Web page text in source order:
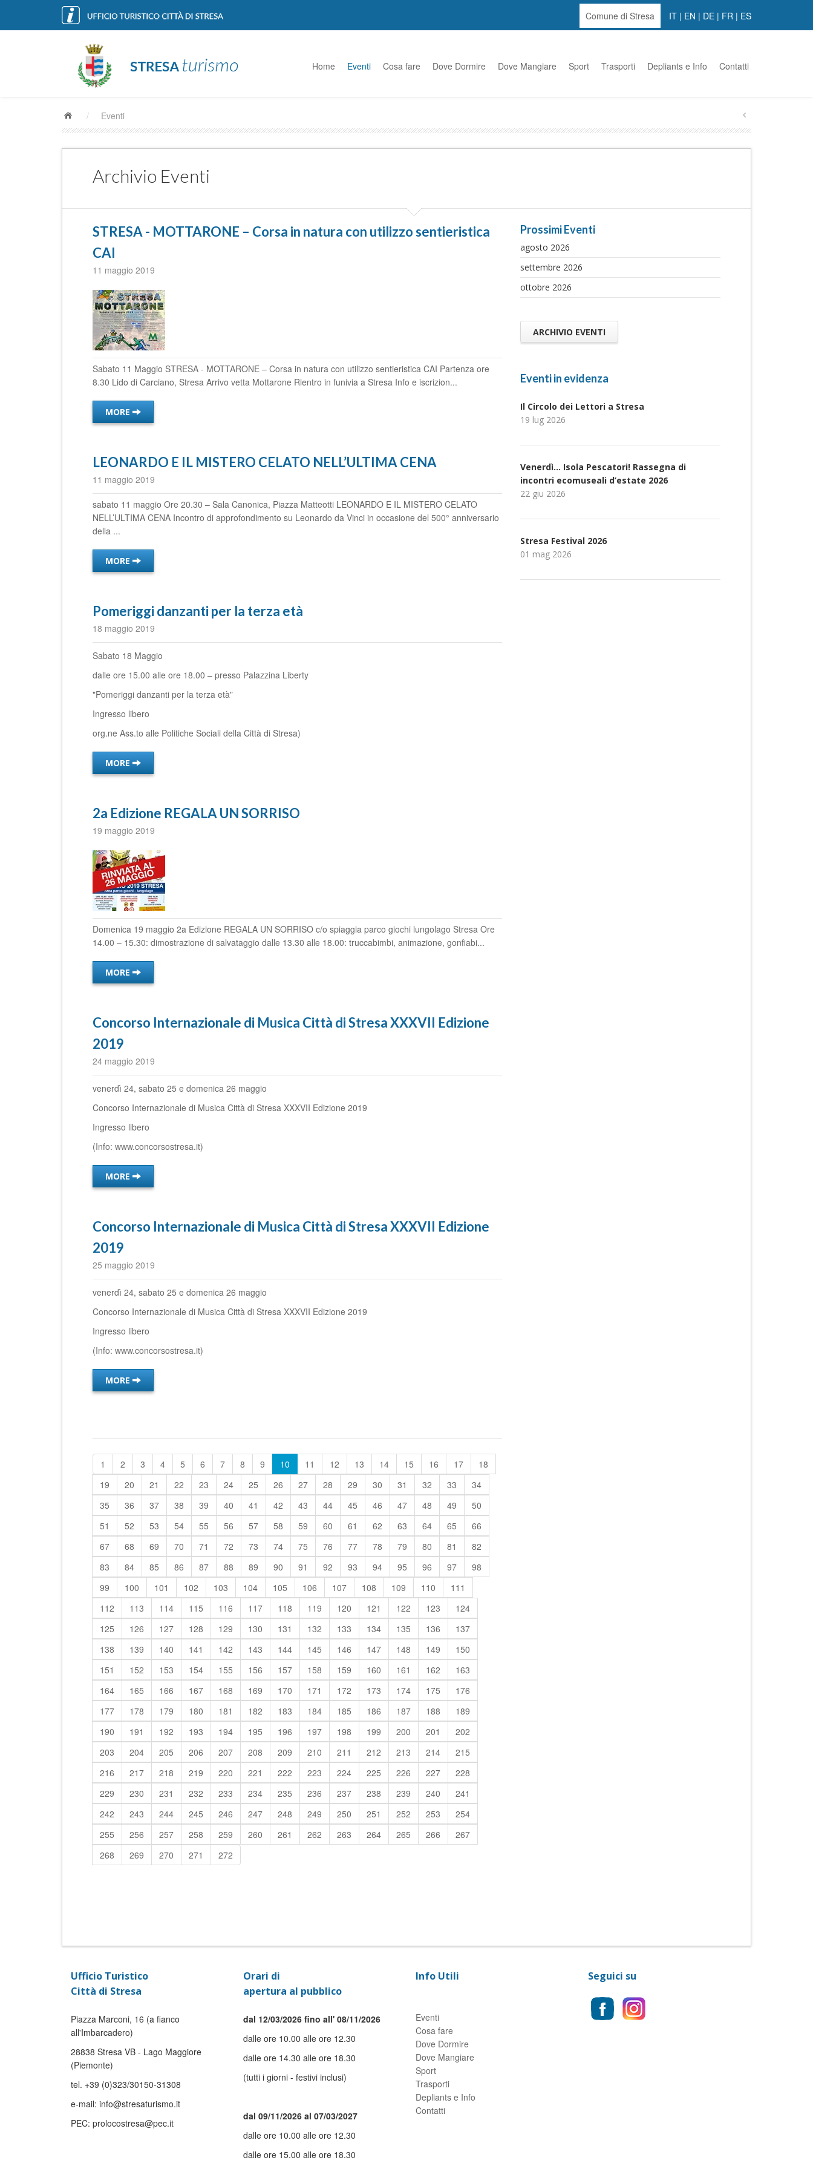
Comune di Stresa IT | EN | DE | FR | ES
Home Eventi Cosa fare Dove Dormire Dove Mangiare Sport Trasporti Depliants e Info Contatti
/ Eventi
Archivio Eventi
STRESA - MOTTARONE – Corsa in natura con utilizzo sentieristica
CAI
11 maggio 2019
Sabato 11 Maggio STRESA - MOTTARONE – Corsa in natura con utilizzo sentieristica CAI Partenza ore
8.30 Lido di Carciano, Stresa Arrivo vetta Mottarone Rientro in funivia a Stresa Info e iscrizion...
MORE
LEONARDO E IL MISTERO CELATO NELL’ULTIMA CENA
11 maggio 2019
sabato 11 maggio Ore 20.30 – Sala Canonica, Piazza Matteotti LEONARDO E IL MISTERO CELATO
NELL’ULTIMA CENA Incontro di approfondimento su Leonardo da Vinci in occasione del 500° anniversario
della ...
MORE
Pomeriggi danzanti per la terza età
18 maggio 2019
Sabato 18 Maggio
dalle ore 15.00 alle ore 18.00 – presso Palazzina Liberty
"Pomeriggi danzanti per la terza età"
Ingresso libero
org.ne Ass.to alle Politiche Sociali della Città di Stresa)
MORE
2a Edizione REGALA UN SORRISO
19 maggio 2019
Domenica 19 maggio 2a Edizione REGALA UN SORRISO c/o spiaggia parco giochi lungolago Stresa Ore
14.00 – 15.30: dimostrazione di salvataggio dalle 13.30 alle 18.00: truccabimbi, animazione, gonfiabi...
MORE
Concorso Internazionale di Musica Città di Stresa XXXVII Edizione
2019
24 maggio 2019
venerdì 24, sabato 25 e domenica 26 maggio
Concorso Internazionale di Musica Città di Stresa XXXVII Edizione 2019
Ingresso libero
(Info: www.concorsostresa.it)
MORE
Concorso Internazionale di Musica Città di Stresa XXXVII Edizione
2019
25 maggio 2019
venerdì 24, sabato 25 e domenica 26 maggio
Concorso Internazionale di Musica Città di Stresa XXXVII Edizione 2019
Ingresso libero
(Info: www.concorsostresa.it)
MORE
1 2 3 4 5 6 7 8 9 10 11 12 13 14 15 16 17
18
19
20 21 22 23 24 25 26 27 28 29 30 31 32 33
34
35
36 37 38 39 40 41 42 43 44 45 46 47 48 49
50
51
52 53 54 55 56 57 58 59 60 61 62 63 64 65
66
67
68 69 70 71 72 73 74 75 76 77 78 79 80 81
82
83
84 85 86 87 88 89 90 91 92 93 94 95 96 97
98
99
100 101 102 103 104 105 106 107 108 109 110
111
112
113 114 115 116 117 118 119 120 121 122 123
124
125
126 127 128 129 130 131 132 133 134 135 136
137
138
139 140 141 142 143 144 145 146 147 148 149
150
151
152 153 154 155 156 157 158 159 160 161 162
163
164
165 166 167 168 169 170 171 172 173 174 175
176
177
178 179 180 181 182 183 184 185 186 187 188
189
190
191 192 193 194 195 196 197 198 199 200 201
202
203
204 205 206 207 208 209 210 211 212 213 214
215
216
217 218 219 220 221 222 223 224 225 226 227
228
229
230 231 232 233 234 235 236 237 238 239 240
241
242
243 244 245 246 247 248 249 250 251 252 253
254
255
256 257 258 259 260 261 262 263 264 265 266
267
268
269 270 271 272
Prossimi Eventi
agosto 2026
settembre 2026
ottobre 2026
ARCHIVIO EVENTI
Eventi in evidenza
Il Circolo dei Lettori a Stresa
19 lug 2026
Venerdì… Isola Pescatori! Rassegna di
incontri ecomuseali d’estate 2026
22 giu 2026
Stresa Festival 2026
01 mag 2026
Ufficio Turistico
Città di Stresa
Piazza Marconi, 16 (a fianco
all'Imbarcadero)
28838 Stresa VB - Lago Maggiore
(Piemonte)
tel. +39 (0)323/30150-31308
e-mail: info@stresaturismo.it
PEC: prolocostresa@pec.it
Orari di
apertura al pubblico
dal 12/03/2026 fino all' 08/11/2026
dalle ore 10.00 alle ore 12.30
dalle ore 14.30 alle ore 18.30
(tutti i giorni - festivi inclusi)
dal 09/11/2026 al 07/03/2027
dalle ore 10.00 alle ore 12.30
dalle ore 15.00 alle ore 18.30
Info Utili
Eventi
Cosa fare
Dove Dormire
Dove Mangiare
Sport
Trasporti
Depliants e Info
Contatti
Seguici su